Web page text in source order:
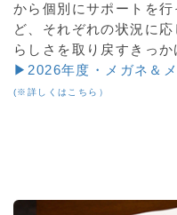
から個別にサポートを
ど、それぞれの状況に
らしさを取り戻すきっか
▶2026年度・メガネ＆
(※詳しくはこちら）